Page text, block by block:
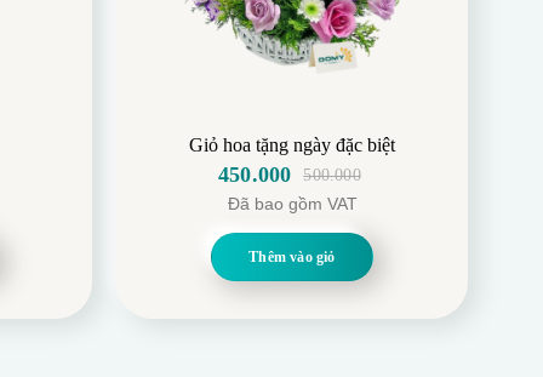
Giỏ hoa tặng ngày đặc biệt
500.000
Giá
gốc
là:
500.000.
450.000
Giá
hiện
tại
là:
Đã bao gồm VAT
Thêm vào giỏ